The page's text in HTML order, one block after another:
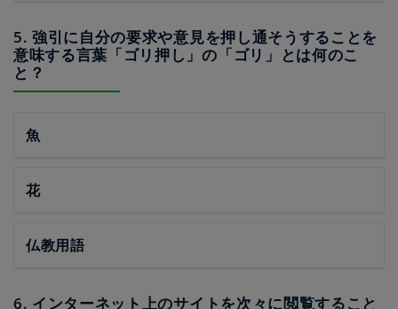
5. 強引に自分の要求や意見を押し通そうすることを
意味する言葉「ゴリ押し」の「ゴリ」とは何のこ
と？
魚
花
仏教用語
6. インターネット上のサイトを次々に閲覧すること